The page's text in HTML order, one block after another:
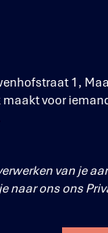
1,
voor
van je
naar ons ons